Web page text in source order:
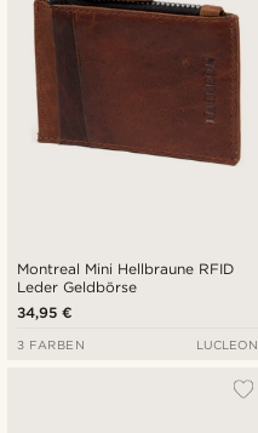
Montreal Mini Hellbraune RFID
Leder Geldbörse
34,95 €
3 FARBEN LUCLEON